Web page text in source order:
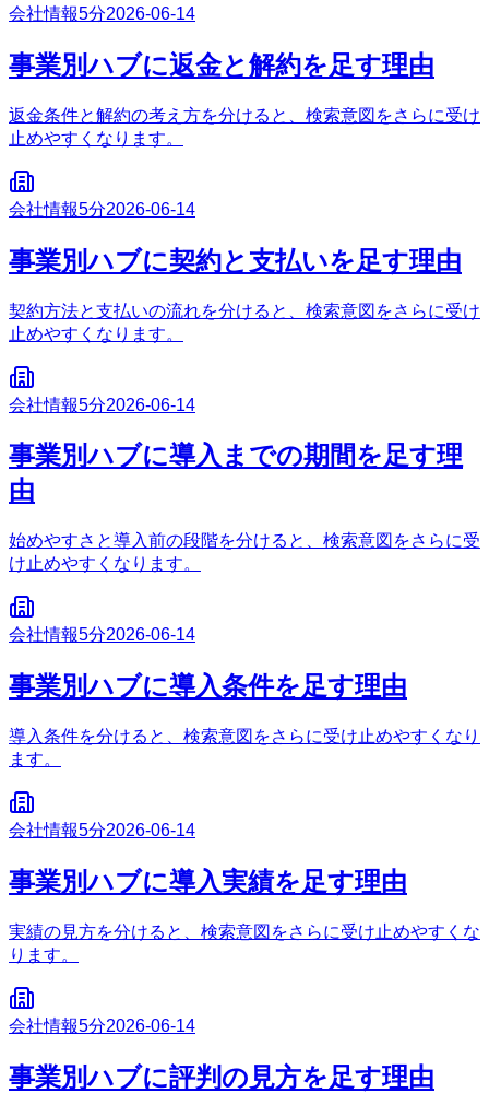
会社情報5分2026-06-14
事業別ハブに返金と解約を足す理由
返金条件と解約の考え方を分けると、検索意図をさらに受け
止めやすくなります。
会社情報5分2026-06-14
事業別ハブに契約と支払いを足す理由
契約方法と支払いの流れを分けると、検索意図をさらに受け
止めやすくなります。
会社情報5分2026-06-14
事業別ハブに導入までの期間を足す理
由
始めやすさと導入前の段階を分けると、検索意図をさらに受
け止めやすくなります。
会社情報5分2026-06-14
事業別ハブに導入条件を足す理由
導入条件を分けると、検索意図をさらに受け止めやすくなり
ます。
会社情報5分2026-06-14
事業別ハブに導入実績を足す理由
実績の見方を分けると、検索意図をさらに受け止めやすくな
ります。
会社情報5分2026-06-14
事業別ハブに評判の見方を足す理由